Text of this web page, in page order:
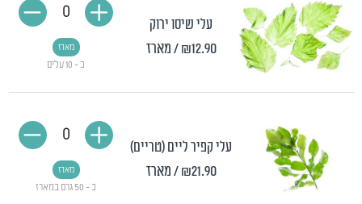
עלי שיסו ירוק
₪12.90 / מארז
כ - 10 עלים
מארז
0
עלי קפיר ליים (טריים)
₪21.90 / מארז
כ - 50 גרם במארז
מארז
0